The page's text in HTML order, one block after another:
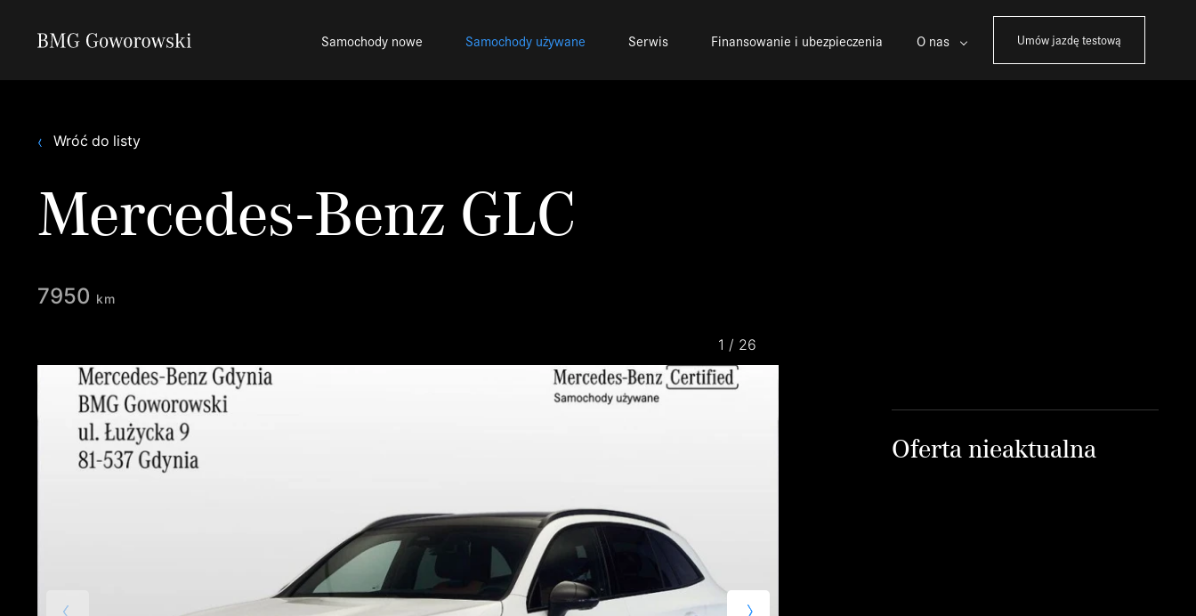
Samochody nowe Samochody używane Serwis Finansowanie i ubezpieczenia O nas Umów jazdę testową
Wróć do listy
Mercedes-Benz GLC
7950 km
1 / 26
Oferta nieaktualna